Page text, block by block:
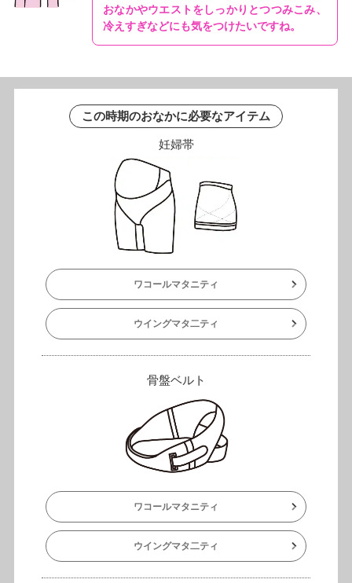
おなかやウエストをしっかりとつつみこみ、
冷えすぎなどにも気をつけたいですね。
この時期のおなかに必要なアイテム
妊婦帯
ワコールマタニティ
ウイングマタ二ティ
骨盤ベルト
ワコールマタニティ
ウイングマタ二ティ